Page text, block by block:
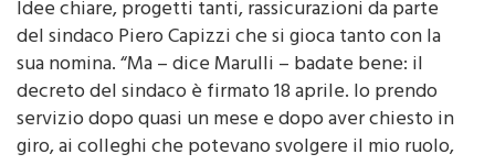
Idee chiare, progetti tanti, rassicurazioni da parte
del sindaco Piero Capizzi che si gioca tanto con la
sua nomina. “Ma – dice Marulli – badate bene: il
decreto del sindaco è firmato 18 aprile. Io prendo
servizio dopo quasi un mese e dopo aver chiesto in
giro, ai colleghi che potevano svolgere il mio ruolo,